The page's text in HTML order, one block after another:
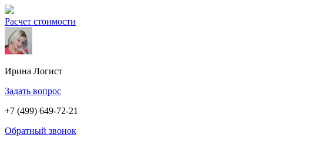
Расчет стоимости
Ирина Логист
Задать вопрос
+7 (499) 649-72-21
Обратный звонок